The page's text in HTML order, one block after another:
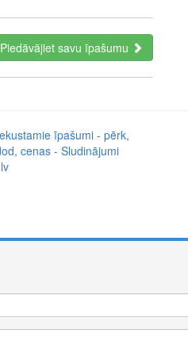
Piedāvājiet savu īpašumu
era: minimal fees of only
app.